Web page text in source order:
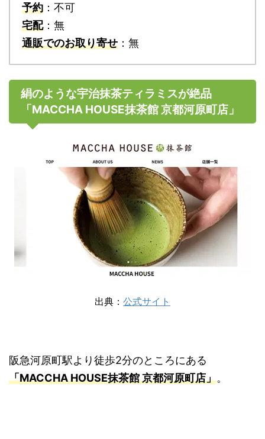
予約 ：不可
宅配：無
通販でのお取り寄せ ：無
絹のような宇治抹茶ティラミスが絶品
「MACCHA HOUSE抹茶館 京都河原町店」
出典： 公式サイト
阪急河原町駅より徒歩2分のところにある
「MACCHA HOUSE抹茶館 京都河原町店」。